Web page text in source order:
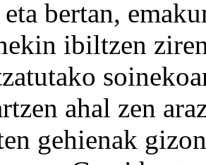
bertan,
ibiltzen
ahal zen
gehienak